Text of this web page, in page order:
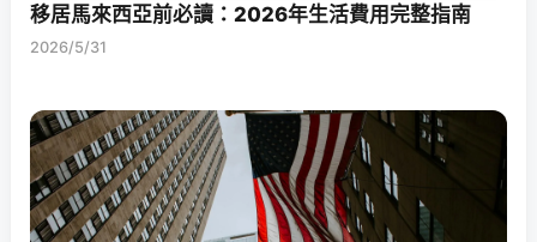
移居馬來西亞前必讀：2026年生活費用完整指南
2026/5/31